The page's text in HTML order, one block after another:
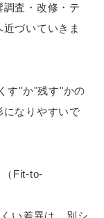
査・改修・テ
づいていきま
す"か"残す"かの
になりやすいで
Fit-to-
い差異は、別シ